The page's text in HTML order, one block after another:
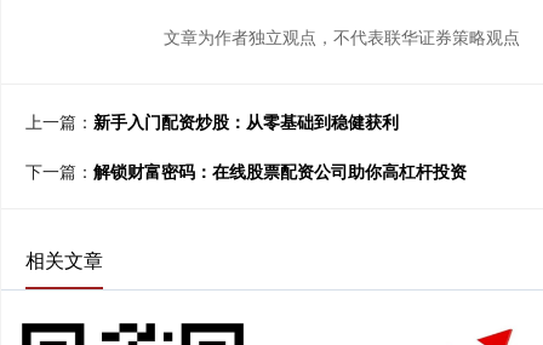
文章为作者独立观点，不代表联华证券策略观点
上一篇： 新手入门配资炒股：从零基础到稳健获利
下一篇： 解锁财富密码：在线股票配资公司助你高杠杆投资
相关文章